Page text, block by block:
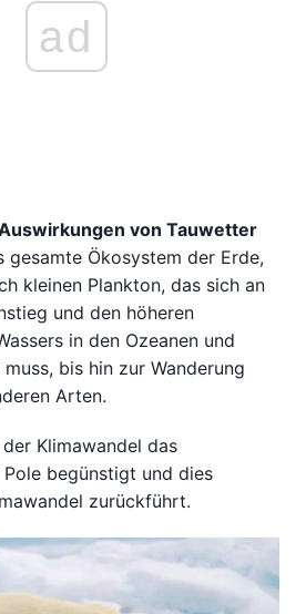
ad
von Tauwetter
gesamte Ökosystem der Erde,
kleinen Plankton, das sich an
und den höheren
in den Ozeanen und
bis hin zur Wanderung
Arten.
Klimawandel das
begünstigt und dies
zurückführt.